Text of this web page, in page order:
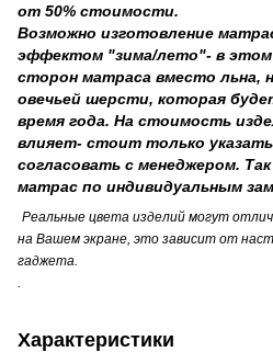
от 50% стоимости.
Возможно изготовление
эффектом "зима/лето"- в этом
сторон матраса вместо льна,
овечьей шерсти, которая
время года. На стоимость
влияет- стоит только
согласовать с менеджером.
матрас по индивидуальным
Реальные цвета изделий могут
на Вашем экране, это зависит от
гаджета.
Характеристики